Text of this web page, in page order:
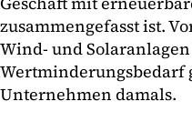
zusammengefasst ist.
Wind- und Solaranlagen
Wertminderungsbedarf
Unternehmen damals.